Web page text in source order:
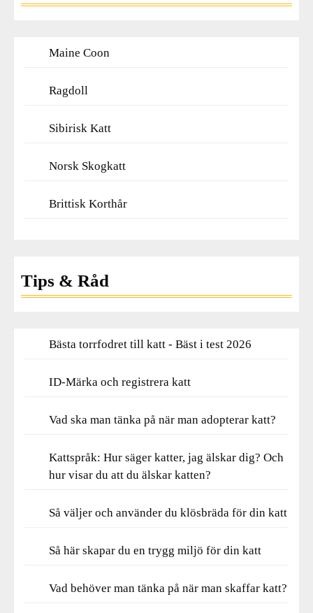
Maine Coon
Ragdoll
Sibirisk Katt
Norsk Skogkatt
Brittisk Korthår
Tips & Råd
Bästa torrfodret till katt - Bäst i test 2026
ID-Märka och registrera katt
Vad ska man tänka på när man adopterar katt?
Kattspråk: Hur säger katter, jag älskar dig? Och
hur visar du att du älskar katten?
Så väljer och använder du klösbräda för din katt
Så här skapar du en trygg miljö för din katt
Vad behöver man tänka på när man skaffar katt?